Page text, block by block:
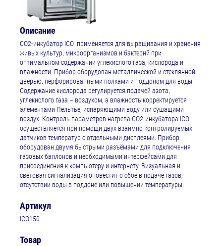
Описание
CO2-инкубатор ICO применяется для выращивания и хранения
живых культур, микроорганизмов и бактерий при
оптимальном содержании углекислого газа, кислорода и
влажности. Прибор оборудован металлической и стеклянной
дверью, перфорированными полками и поддоном для воды.
Содержание кислорода регулируется подачей азота,
углекислого газа – воздухом, а влажность корректируется
элементами Пельтье, испаряющими воду или сушащими
воздух. Контроль параметров нагрева CO2-инкубатора ICO
осуществляется при помощи двух взаимно контролируемых
датчиков температур с отдельными дисплеями. Прибор
оборудован двумя быстрыми разъёмами для подключения
газовых баллонов и необходимыми интерфейсами для
присоединения к компьютеру и интернету. Визуальная и
световая сигнализация оповестит о сбое в подаче газов,
отсутствии воды в поддоне или повышении температуры.
Артикул
ICO150
Товар